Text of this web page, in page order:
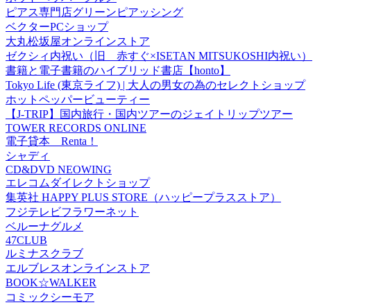
ピアス専門店グリーンピアッシング
ベクターPCショップ
大丸松坂屋オンラインストア
ゼクシィ内祝い（旧 赤すぐ×ISETAN MITSUKOSHI内祝い）
書籍と電子書籍のハイブリッド書店【honto】
Tokyo Life (東京ライフ) | 大人の男女の為のセレクトショップ
ホットペッパービューティー
【J-TRIP】国内旅行・国内ツアーのジェイトリップツアー
TOWER RECORDS ONLINE
電子貸本 Renta！
シャディ
CD&DVD NEOWING
エレコムダイレクトショップ
集英社 HAPPY PLUS STORE（ハッピープラスストア）
フジテレビフラワーネット
ベルーナグルメ
47CLUB
ルミナスクラブ
エルブレスオンラインストア
BOOK☆WALKER
コミックシーモア